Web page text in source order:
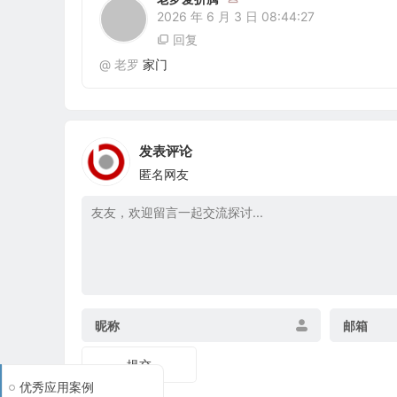
2026 年 6 月 3 日 08:44:27
回复
@ 老罗 家门
发表评论
匿名网友
昵称 邮箱
提交
优秀应用案例